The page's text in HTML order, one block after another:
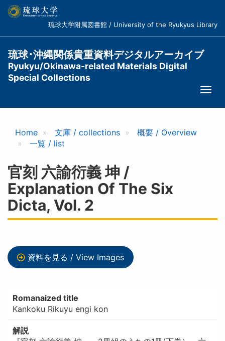
コ
琉球大学附属図書館 / University of the Ryukyus Library
琉球･沖縄関係貴重資料デジタルアーカイブ
Ryukyu/Okinawa-related Materials Digital
Special Collections
Home 文庫 / collections
概要 / Overview
一覧 / list
官刻 六諭衍義 坤 /
Explanation Of The Six
Dicta, Vol. 2
資料を見る / View Images
Romanaized title
Kankoku Rikuyu engi kon
解説